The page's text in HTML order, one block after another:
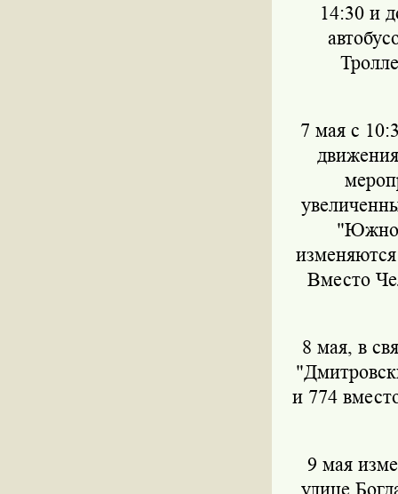
14:30 и
7 мая с
Вместо
8 мая, в
и 774
9 мая
улице